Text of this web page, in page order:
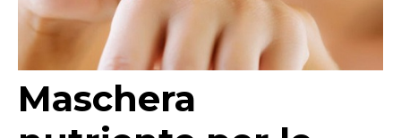
Maschera